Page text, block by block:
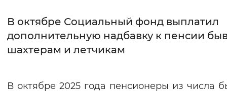
Без засечек С засечками
Интервал между буквами
В октябре Социальный фонд выплатил
дополнительную надбавку к пенсии
шахтерам и летчикам
В октябре 2025 года пенсионеры из числа